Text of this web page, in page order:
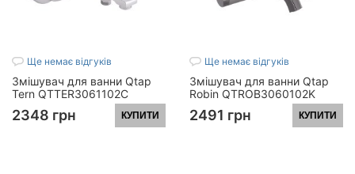
Ще немає відгуків
Змішувач для ванни Qtap
Tern QTTER3061102C
Chrome
2348 грн КУПИТИ
Ще немає відгуків
Змішувач для ванни Qtap
Robin QTROB3060102K
Black Chrome
2491 грн КУПИТИ